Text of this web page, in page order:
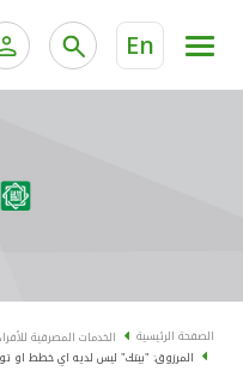
En
الخدمات المصرفية
البطاقات
الصفحة الرئيسية الخدمات المصرفية
المرزوق: "بيتك" ليس لديه اي خطط او